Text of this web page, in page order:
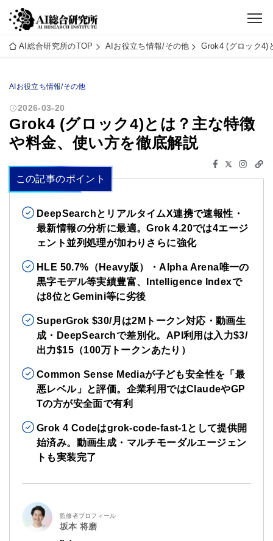
AI総合研究所のTOP AIお役立ち情報/その他 Grok4 (グロック4)
AIお役立ち情報/その他
2026-03-20
Grok4 (グロック4)とは？主な特徴
や料金、使い方を徹底解説
この記事のポイント
DeepSearchとリアルタイムX連携で速報性・
最新情報の分析に最適。Grok 4.20では4エージ
ェント並列処理が加わりさらに強化
HLE 50.7%（Heavy版）・Alpha Arena唯一の
黒字モデル等実績豊富、Intelligence Indexで
は8位とGemini等に劣後
SuperGrok $30/月は2Mトークン対応・動画生
成・DeepSearchで差別化。API利用は入力$3/
出力$15（100万トークンあたり）
Common Sense Mediaが子ども安全性を「最
悪レベル」と評価。企業利用ではClaudeやGP
Tの方が安全面で有利
Grok 4 Codeはgrok-code-fast-1として提供開
始済み。動画生成・マルチモーダルエージェン
トも実装完了
監修者プロフィール
坂本 将磨